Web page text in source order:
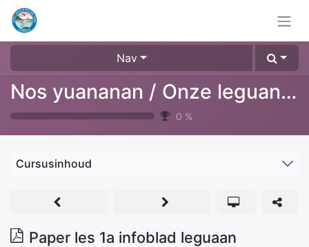
Nav
Nos yuananan / Onze leguanen
0 %
Cursusinhoud
Paper les 1a infoblad leguaan